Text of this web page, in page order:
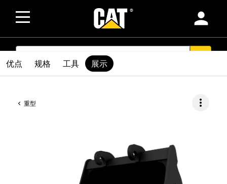
person
SEARCH
重型 more_vert
优点 规格 工具 展示